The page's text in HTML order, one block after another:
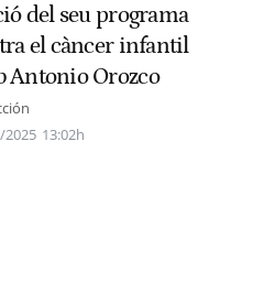
del seu programa
el càncer infantil
Antonio Orozco
2025 13:02h